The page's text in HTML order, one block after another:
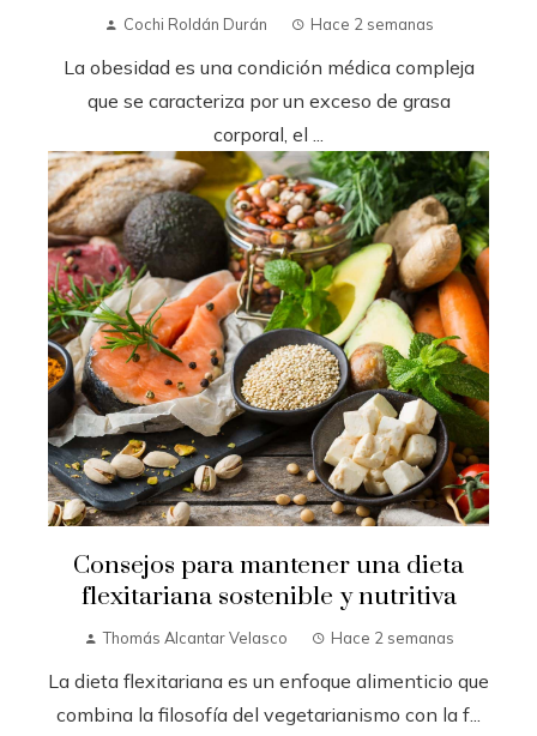
Cochi Roldán Durán Hace 2 semanas
La obesidad es una condición médica compleja
que se caracteriza por un exceso de grasa
corporal, el ...
Consejos para mantener una dieta
flexitariana sostenible y nutritiva
Thomás Alcantar Velasco Hace 2 semanas
La dieta flexitariana es un enfoque alimenticio que
combina la filosofía del vegetarianismo con la f...